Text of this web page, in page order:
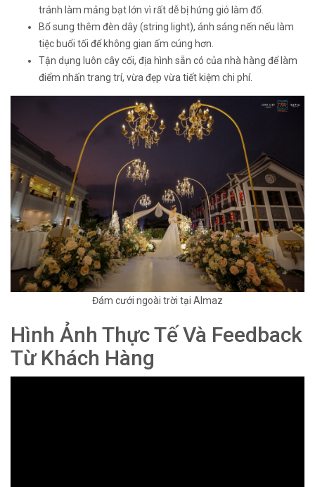
tránh làm mảng bạt lớn vì rất dễ bị hứng gió làm đổ.
Bổ sung thêm đèn dây (string light), ánh sáng nến nếu làm
tiệc buổi tối để không gian ấm cúng hơn.
Tận dụng luôn cây cối, địa hình sẵn có của nhà hàng để làm
điểm nhấn trang trí, vừa đẹp vừa tiết kiệm chi phí.
Đám cưới ngoài trời tại Almaz
Hình Ảnh Thực Tế Và Feedback
Từ Khách Hàng